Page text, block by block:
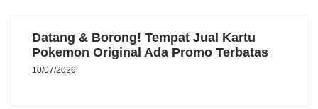
Datang & Borong! Tempat Jual Kartu
Pokemon Original Ada Promo Terbatas
10/07/2026